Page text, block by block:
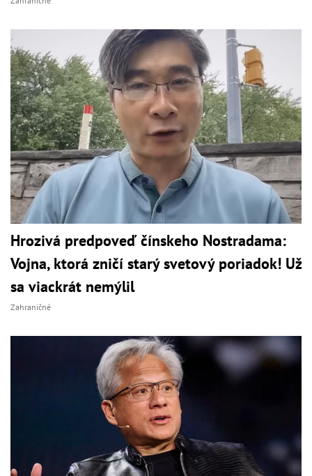
Hrozivá predpoveď čínskeho Nostradama:
Vojna, ktorá zničí starý svetový poriadok! Už
sa viackrát nemýlil
Zahraničné